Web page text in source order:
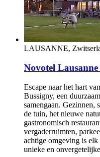
LAUSANNE,
Novotel
Escape naar het hart
Bussigny, een
samengaan. Gezinnen,
de tuin, het nieuwe
gastronomisch
vergaderruimten,
achtige omgeving is
unieke en